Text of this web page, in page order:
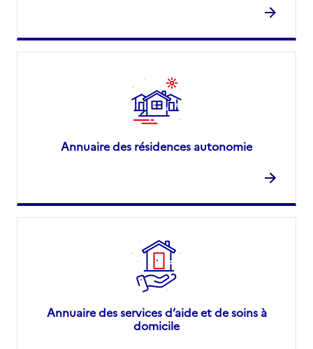
Annuaire des résidences autonomie
Annuaire des services d’aide et de soins à
domicile